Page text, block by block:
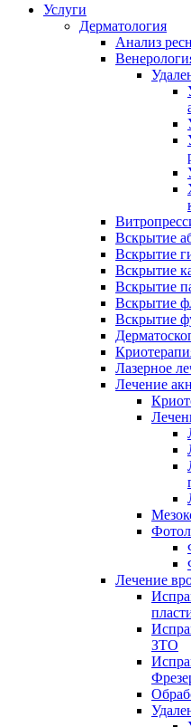
Услуги
Дерматология
Анализ
Вскрытие
Вскрытие
Вскрытие
Вскрытие
Вскрытие
Вскрытие
Лазерное
Лечение
Лечение
ЗТО